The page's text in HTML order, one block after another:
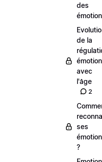
des
de la
avec
l'âge
2
ses
?